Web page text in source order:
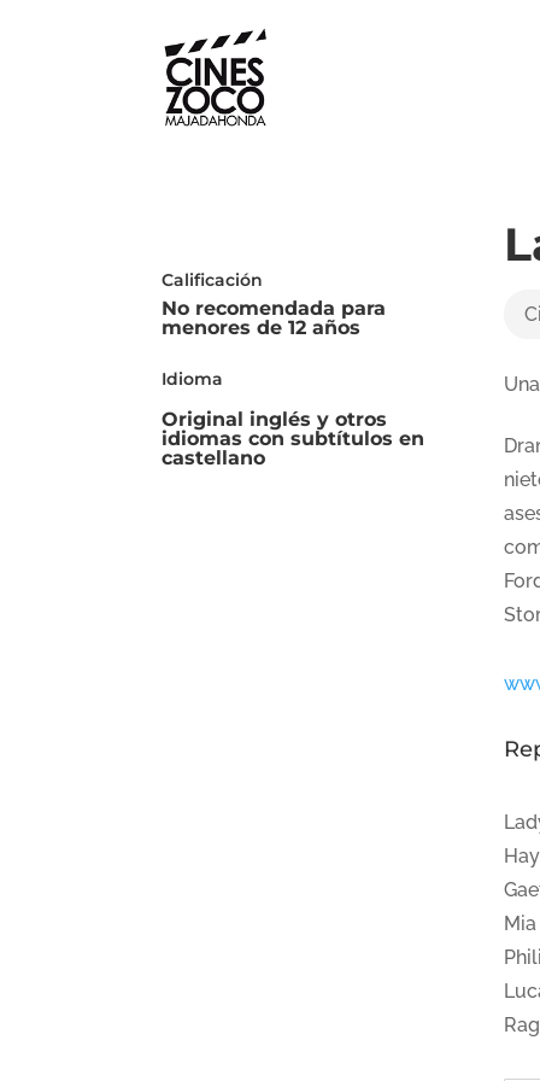
Calificación
No recomendada para
menores de 12 años
Idioma
Original inglés y otros
idiomas con subtítulos en
castellano